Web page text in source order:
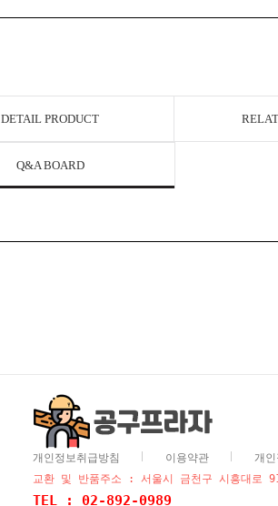
DETAIL PRODUCT
Q&A BOARD
개인정보취급방침 이용약관
개
교환 및 반품주소 : 서울시 금천구 시흥대로
TEL : 02-892-0989